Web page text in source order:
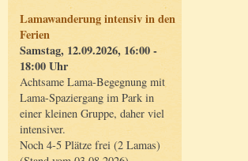
Lamawanderung intensiv in den
Ferien
Samstag, 12.09.2026, 16:00 -
18:00 Uhr
Achtsame Lama-Begegnung mit
Lama-Spaziergang im Park in
einer kleinen Gruppe, daher viel
intensiver.
Noch 4-5 Plätze frei (2 Lamas)